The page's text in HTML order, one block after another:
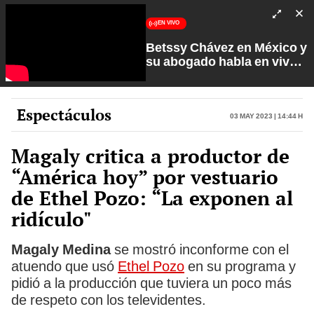
EN VIVO
Betssy Chávez en México y
su abogado habla en vivo |
Carlos Cornejo
Espectáculos 03 May 2023 | 14:44 h
Magaly critica a productor de
“América hoy” por vestuario
de Ethel Pozo: “La exponen al
ridículo"
Magaly Medinase mostró inconforme con el
atuendo que usó Ethel Pozo en su programa y
pidió a la producción que tuviera un poco más
de respeto con los televidentes.